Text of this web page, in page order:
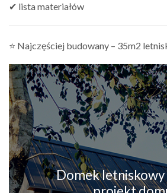
✔ lista materiałów
⭐ Najczęściej budowany – 35m2
Domek letniskowy